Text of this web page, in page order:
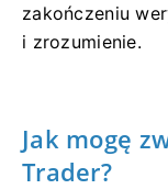
zakończeniu
i zrozumienie.
Jak mogę
Trader?